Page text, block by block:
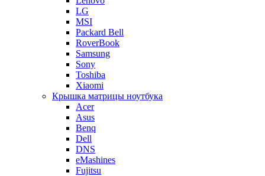
LG
MSI
Packard Bell
RoverBook
Samsung
Sony
Toshiba
Xiaomi
Крышка матрицы ноутбука
Acer
Asus
Benq
Dell
DNS
eMashines
Fujitsu